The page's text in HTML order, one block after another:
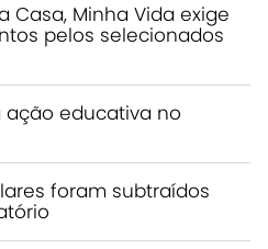
Casa, Minha Vida exige
pelos selecionados
ação educativa no
foram subtraídos